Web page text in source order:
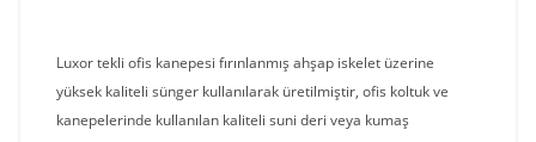
Luxor tekli ofis kanepesi fırınlanmış ahşap iskelet üzerine
yüksek kaliteli sünger kullanılarak üretilmiştir, ofis koltuk ve
kanepelerinde kullanılan kaliteli suni deri veya kumaş